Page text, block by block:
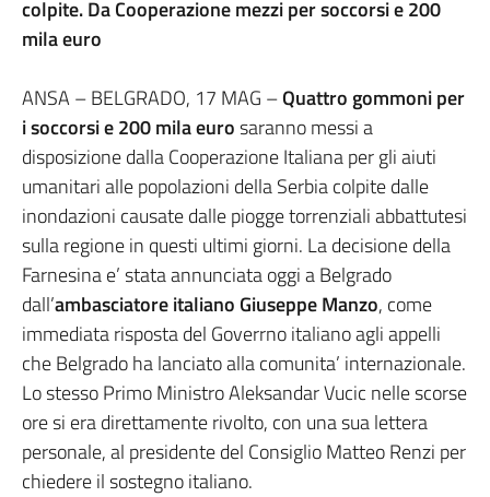
colpite. Da Cooperazione mezzi per soccorsi e 200
mila euro
ANSA – BELGRADO, 17 MAG –Quattro gommoni per
i soccorsi e 200 mila eurosaranno messi a
disposizione dalla Cooperazione Italiana per gli aiuti
umanitari alle popolazioni della Serbia colpite dalle
inondazioni causate dalle piogge torrenziali abbattutesi
sulla regione in questi ultimi giorni. La decisione della
Farnesina e’ stata annunciata oggi a Belgrado
dall’ambasciatore italiano Giuseppe Manzo, come
immediata risposta del Goverrno italiano agli appelli
che Belgrado ha lanciato alla comunita’ internazionale.
Lo stesso Primo Ministro Aleksandar Vucic nelle scorse
ore si era direttamente rivolto, con una sua lettera
personale, al presidente del Consiglio Matteo Renzi per
chiedere il sostegno italiano.